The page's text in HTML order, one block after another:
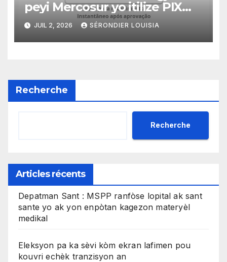
peyi Mercosur yo itilize PIX
kòm yon sistèm ekonomik
efikas pou fè tranzaksyon
gratis
JUIL 2, 2026 SÉRONDIER LOUISIA
Recherche
Recherche
Articles récents
Depatman Sant : MSPP ranfòse lopital ak sant
sante yo ak yon enpòtan kagezon materyèl
medikal
Eleksyon pa ka sèvi kòm ekran lafimen pou
kouvri echèk tranzisyon an